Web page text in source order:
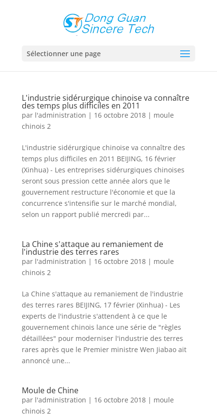
Sélectionner une page
L'industrie sidérurgique chinoise va connaître
des temps plus difficiles en 2011
par l'administration | 16 octobre 2018| moule
chinois 2
L'industrie sidérurgique chinoise va connaître des
temps plus difficiles en 2011 BEIJING, 16 février
(Xinhua) - Les entreprises sidérurgiques chinoises
seront sous pression cette année alors que le
gouvernement restructure l'économie et que la
concurrence s'intensifie sur le marché mondial,
selon un rapport publié mercredi par...
La Chine s'attaque au remaniement de
l'industrie des terres rares
par l'administration | 16 octobre 2018| moule
chinois 2
La Chine s'attaque au remaniement de l'industrie
des terres rares BEIJING, 17 février (Xinhua) - Les
experts de l'industrie s'attendent à ce que le
gouvernement chinois lance une série de "règles
détaillées" pour moderniser l'industrie des terres
rares après que le Premier ministre Wen Jiabao ait
annoncé une...
Moule de Chine
par l'administration | 16 octobre 2018| moule
chinois 2